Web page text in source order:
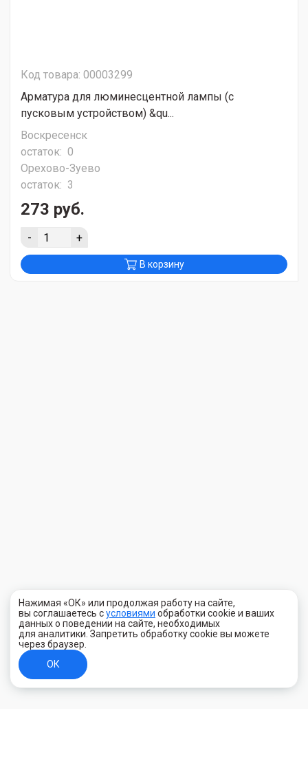
Код товара: 00003299
Арматура для люминесцентной лампы (с
пусковым устройством) &qu...
Воскресенск
остаток: 0
Орехово-Зуево
остаток: 3
273 руб.
- +
В корзину
Нажимая «ОК» или продолжая работу на сайте,
вы соглашаетесь сусловиями обработки cookie и ваших
данных о поведении на сайте, необходимых
для аналитики. Запретить обработку cookie вы можете
через браузер.
ОК